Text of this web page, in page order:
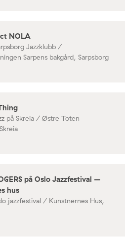
NOLA
Jazzklubb /
Sarpens bakgård, Sarpsborg
på Skreia / Østre Toten
på Oslo Jazzfestival –
hus
jazzfestival / Kunstnernes Hus,